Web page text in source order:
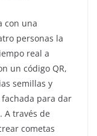
con una
personas la
real a
un código QR,
semillas y
fachada para dar
A través de
cometas